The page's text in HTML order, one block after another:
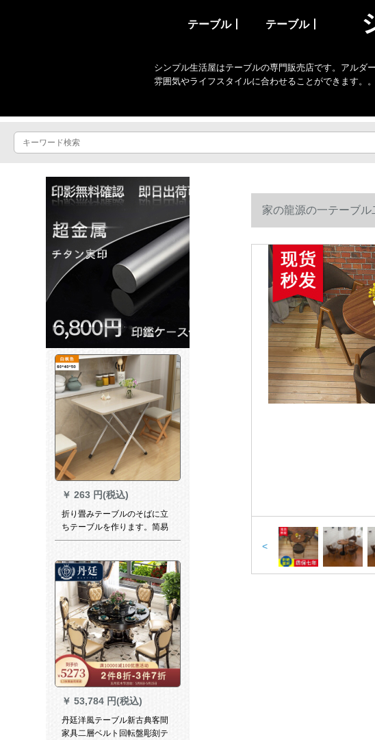
テーブル丨 テーブル丨
シンプル生活屋はテーブルの専門販売店です。アルダ
雰囲気やライフスタイルに合わせることができます。
￥ 263 円(税込)
折り畳みテーブルのそばに立
ちテーブルを作ります。简易
家庭用テーブル。
￥ 53,784 円(税込)
丹廷洋風テーブル新古典客間
家具二層ベルト回転盤彫刻テ
家の龍源の一テーブ
迎えます。喫茶店のミ
<